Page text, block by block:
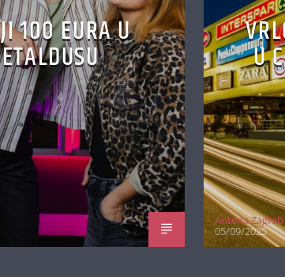
0
100 EURA U
U